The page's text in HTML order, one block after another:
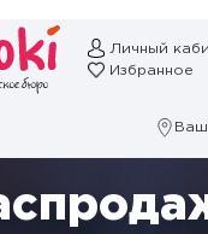
Личный
Избранное
Ваш